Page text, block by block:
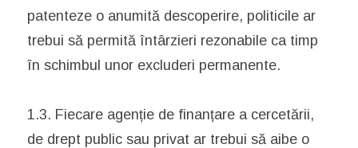
patenteze o anumită descoperire, politicile ar
trebui să permită întârzieri rezonabile ca timp
în schimbul unor excluderi permanente.
1.3. Fiecare agenție de finanțare a cercetării,
de drept public sau privat ar trebui să aibe o